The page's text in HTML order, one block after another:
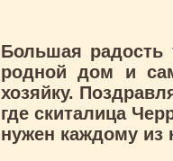
Большая радость
родной дом и
хозяйку.
где скиталица
нужен каждому из